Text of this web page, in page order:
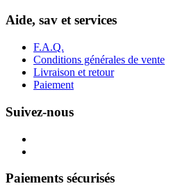
Aide, sav et services
F.A.Q.
Conditions générales de vente
Livraison et retour
Paiement
Suivez-nous
Paiements sécurisés